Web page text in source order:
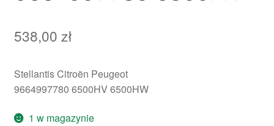
538,00 zł
Stellantis Citroën Peugeot
9664997780 6500HV 6500HW
1 w magazynie